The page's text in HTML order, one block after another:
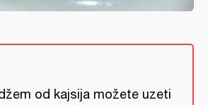
od kajsija možete uzeti